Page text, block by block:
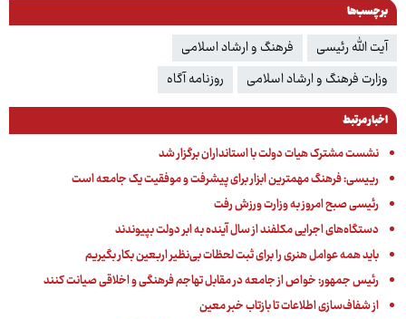
برچسب‌ها
آیت الله رئیسی
فرهنگ و ارشاد اسلامی
وزارت فرهنگ و ارشاد اسلامی
روزنامه آگاه
اخبار مرتبط
نشست مشترک هیات دولت با استانداران برگزار شد
رییسی: فرهنگ مهمترین ابزار برای پیشرفت و موفقیت یک جامعه است
رئیسی صبح امروز به وزارت ورزش رفت
دستگاه‌های اجرایی مکلفند از سال آینده به ابر دولت بپیوندند
باید همه عوامل هنری را برای ثبت لحظات بی‌نظیر اربعین بکار بگیریم
رئیس جمهور: خواص از جامعه در مقابل تهاجم فرهنگی و اخلاقی صیانت کنند
از شفاف‌سازی اطلاعات تا بازتاب خبر معین